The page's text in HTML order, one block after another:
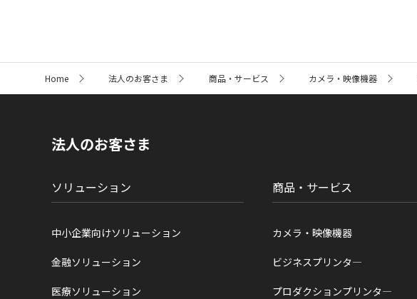
ト
Home 法人のお客さま 商品・サービス カメラ・映像機器
法人のお客さま
ソリューション
中小企業向けソリューション
金融ソリューション
医療ソリューション
商品・サービス
カメラ・映像機器
ビジネスプリンタ―
プロダクションプリンタ―